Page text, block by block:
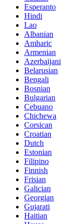
Esperanto
Hindi
Lao
Albanian
Amharic
Armenian
Azerbaijani
Belarusian
Bengali
Bosnian
Bulgarian
Cebuano
Chichewa
Corsican
Croatian
Dutch
Estonian
Filipino
Finnish
Frisian
Galician
Georgian
Gujarati
Haitian